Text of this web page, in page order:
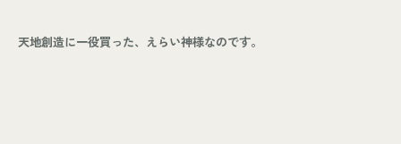
天地創造に一役買った、えらい神様なのです。